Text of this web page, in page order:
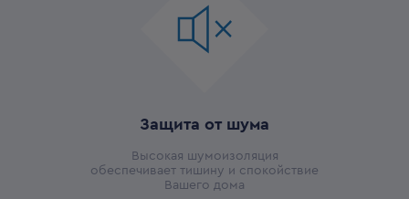
Защита от шума
Высокая шумоизоляция
обеспечивает тишину и спокойствие
Вашего дома